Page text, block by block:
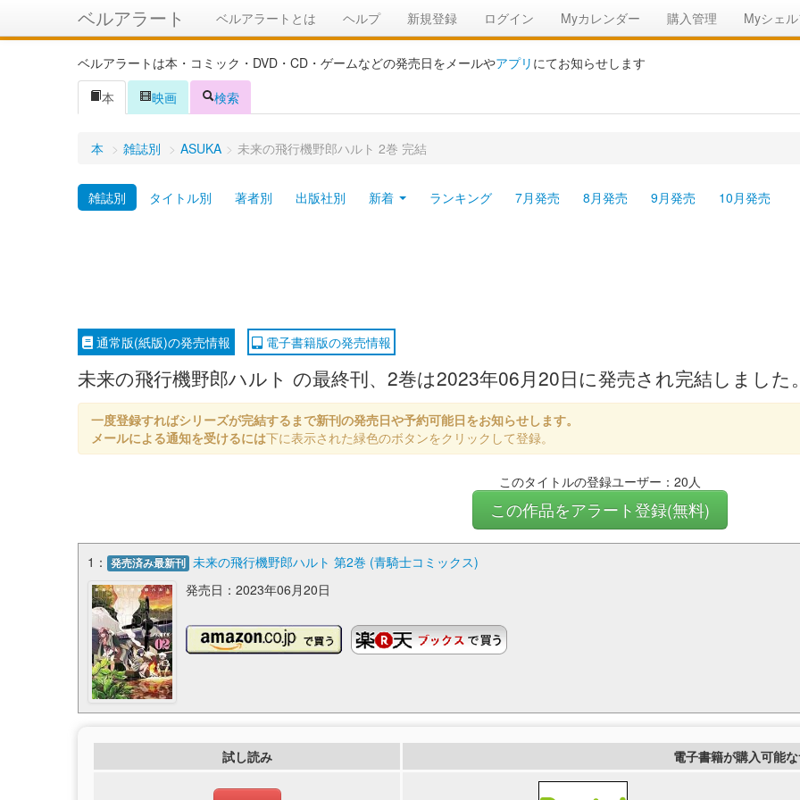
ベルアラート ベルアラートとは ヘルプ 新規登録 ログイン Myカレンダー 購入管理 Myシェ
ベルアラートは本・コミック・DVD・CD・ゲームなどの発売日をメールやアプリ にてお知らせします
本
映画 検索
本 > 雑誌別 > ASUKA > 未来の飛行機野郎ハルト 2巻 完結
雑誌別 タイトル別 著者別 出版社別 新着 ランキング 7月発売 8月発売 9月発売 10月発売
通常版(紙版)の発売情報 電子書籍版の発売情報
未来の飛行機野郎ハルト の最終刊、2巻は2023年06月20日に発売され完結しました
一度登録すればシリーズが完結するまで新刊の発売日や予約可能日をお知らせします。
メールによる通知を受けるには下に表示された緑色のボタンをクリックして登録。
このタイトルの登録ユーザー：20人
この作品をアラート登録(無料)
1： 発売済み最新刊 未来の飛行機野郎ハルト 第2巻 (青騎士コミックス)
発売日：2023年06月20日
試し読み 電子書籍が購入可能